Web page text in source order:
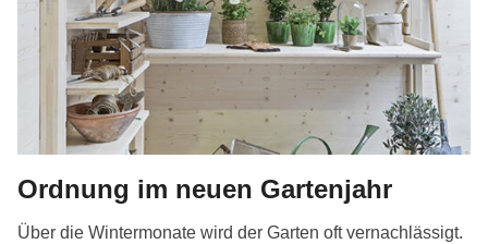
Ordnung im neuen Gartenjahr
Über die Wintermonate wird der Garten oft vernachlässigt.